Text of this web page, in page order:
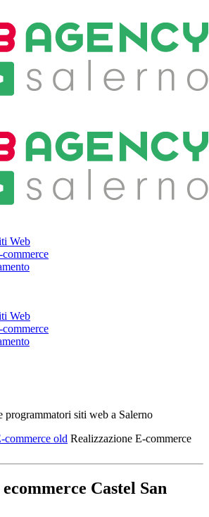
Web
Web
programmatori siti web a Salerno
commerce old Realizzazione E-commerce
Castel San